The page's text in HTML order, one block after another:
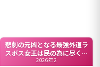
悲劇の元凶となる最強外道ラ
スボス女王は民の為に尽くし
ます。Season2
2026年2